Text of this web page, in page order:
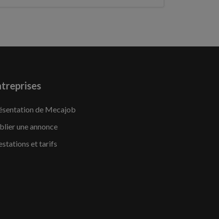
de Mecajob
une annonce
et tarifs